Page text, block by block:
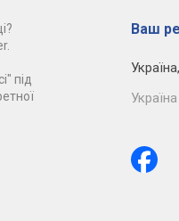
під
Ваш
Україна,
Україна